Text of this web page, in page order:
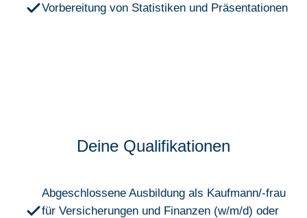
Vorbereitung von Statistiken und Präsentationen
Deine Qualifikationen
Abgeschlossene Ausbildung als Kaufmann/-frau
für Versicherungen und Finanzen (w/m/d) oder